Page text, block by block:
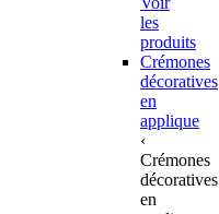
les
produits
Crémones
décoratives
en
applique
‹
Crémones
décoratives
en